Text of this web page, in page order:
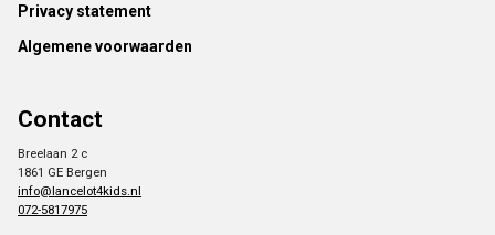
Footer
Privacy statement
Algemene voorwaarden
Contact
Breelaan 2 c
1861 GE Bergen
info@lancelot4kids.nl
072-5817975